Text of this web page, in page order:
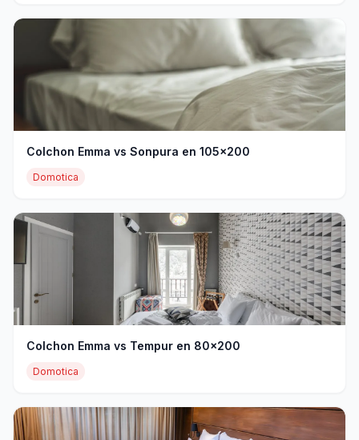
Colchon Emma vs Sonpura en 105x200
Domotica
Colchon Emma vs Tempur en 80x200
Domotica